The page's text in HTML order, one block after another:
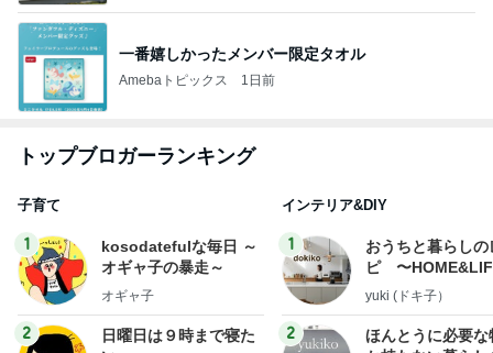
一番嬉しかったメンバー限定タオル
Amebaトピックス 1日前
トップブロガーランキング
子育て
1
kosodatefulな毎日 ～
オギャ子の暴走～
オギャ子
2
日曜日は９時まで寝た
インテリア&DIY
1
おうちと暮らしの
ピ 〜
yuki (ドキ子）
2
ほんとうに必要な